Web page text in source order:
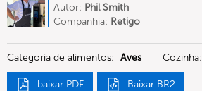
Autor: Phil Smith
Companhia: Retigo
Categoria de alimentos: Aves Cozinha:
baixar PDF Baixar BR2